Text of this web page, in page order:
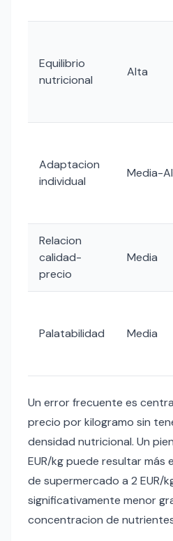
Equilibrio
nutricional
Alta
Adaptacion
individual
Media-
Relacion
calidad-
precio
Media
Palatabilidad Media
Un error frecuente es
precio por kilogramo sin
densidad nutricional. Un
EUR/kg puede resultar más
de supermercado a 2 EUR/
significativamente menor
concentracion de